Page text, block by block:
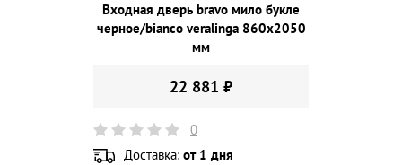
Входная дверь bravo мило букле
черное/bianco veralinga 860х2050
мм
22 881 ₽
0
Доставка: от 1 дня